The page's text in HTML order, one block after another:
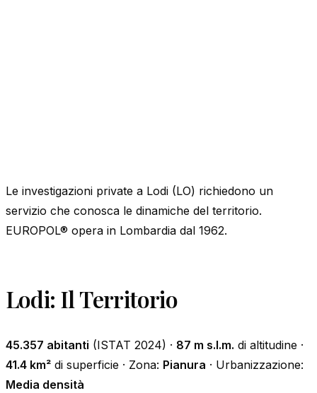
Le investigazioni private a Lodi (LO) richiedono un
servizio che conosca le dinamiche del territorio.
EUROPOL® opera in Lombardia dal 1962.
Lodi: Il Territorio
45.357 abitanti (ISTAT 2024) · 87 m s.l.m. di altitudine ·
41.4 km² di superficie · Zona: Pianura · Urbanizzazione:
Media densità